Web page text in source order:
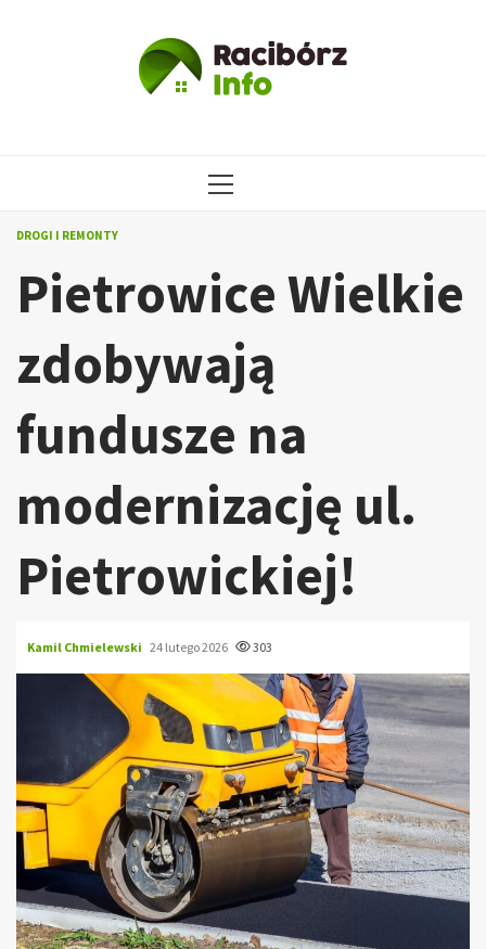
MENU
DROGI I REMONTY
Pietrowice Wielkie
zdobywają
fundusze na
modernizację ul.
Pietrowickiej!
Kamil Chmielewski 24 lutego 2026 303